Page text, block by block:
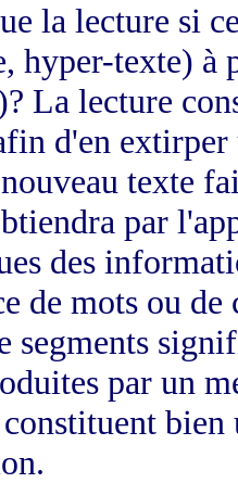
la lecture si
hyper-texte) à
La lecture
d'en extirper
texte
par
des
de mots ou de
segments
par un
constituent